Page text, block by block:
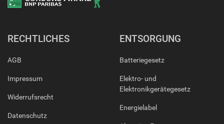
RECHTLICHES
AGB
Impressum
Widerrufsrecht
Datenschutz
ENTSORGUNG
Batteriegesetz
Elektro- und
Elektronikgerätegesetz
Energielabel